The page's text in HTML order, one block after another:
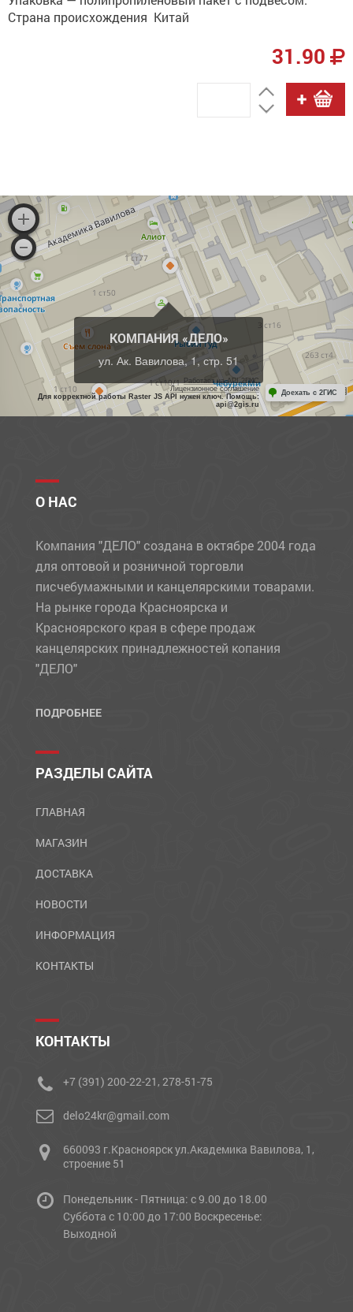
Страна происхождения Китай
31.90
КОМПАНИЯ «ДЕЛО»
ул. Ак. Вавилова, 1, стр. 51
Работает на API 2ГИС
Лицензионное соглашение
Для корректной работы Raster JS API нужен ключ. Помощь:
api@2gis.ru
Доехать с 2ГИС
О НАС
Компания "ДЕЛО" создана в октябре 2004 года
для оптовой и розничной торговли
писчебумажными и канцелярскими товарами.
На рынке города Красноярска и
Красноярского края в сфере продаж
канцелярских принадлежностей копания
"ДЕЛО"
ПОДРОБНЕЕ
РАЗДЕЛЫ САЙТА
ГЛАВНАЯ
МАГАЗИН
ДОСТАВКА
НОВОСТИ
ИНФОРМАЦИЯ
КОНТАКТЫ
КОНТАКТЫ
+7 (391) 200-22-21, 278-51-75
delo24kr@gmail.com
660093 г.Красноярск ул.Академика Вавилова, 1,
строение 51
Понедельник - Пятница: с 9.00 до 18.00
Cуббота с 10:00 до 17:00 Воскресенье:
Выходной